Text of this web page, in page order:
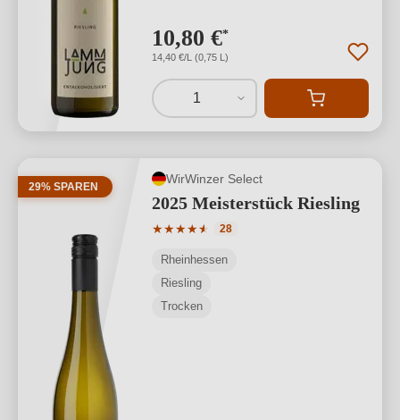
10,80 €*
14,40 €/L (0,75 L)
1
29% SPAREN
WirWinzer Select
2025 Meisterstück Riesling
★★★★★
★
Durchschnittliche Bewertung von 4.61
28
Rheinhessen
Riesling
Trocken